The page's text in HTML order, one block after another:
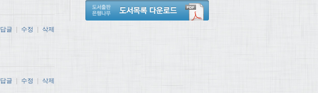
답글 | 수정 | 삭제
답글 수정 삭제